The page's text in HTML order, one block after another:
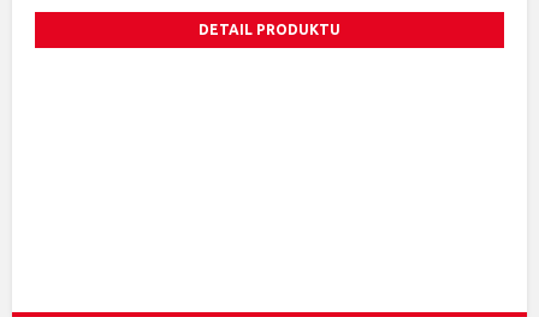
DETAIL PRODUKTU